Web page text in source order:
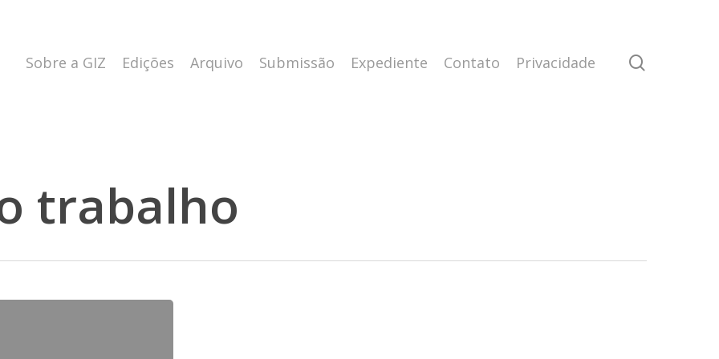
Sobre a GIZ Edições Arquivo Submissão Expediente Contato Privacidade
trabalho